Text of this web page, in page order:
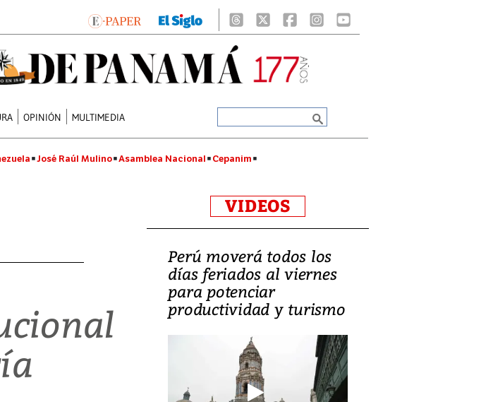
OPINIÓN MULTIMEDIA
José Raúl Mulino Asamblea Nacional Cepanim
VIDEOS
Perú moverá todos los
días feriados al viernes
para potenciar
productividad y turismo